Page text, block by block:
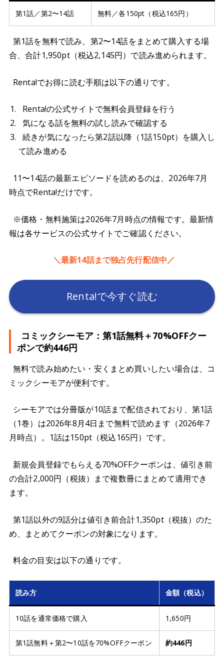
第1話／第2〜14話 無料／各150pt（税込165円）
第1話を無料で読み、第2〜14話をまとめて購入する場
合、合計1,950pt（税込2,145円）で読み進められます。
Renta!でお得に読む手順は以下の通りです。
Renta!の公式サイトで無料会員登録を行う
気になる話を無料の試し読みで確認する
続きが気になったら第2話以降（1話150pt）を購入し
て読み進める
11〜14話の最新エピソードを読めるのは、2026年7月
時点でRenta!だけです。
※価格・無料施策は2026年7月時点の情報です。最新情
報は各サービスの公式サイトでご確認ください。
＼最新14話まで独占先行配信中／
Renta!で今すぐ読む
コミックシーモア：第1話無料＋70%OFFクー
ポンで約446円
無料で読み始めたい・安くまとめ買いしたい場合は、コ
ミックシーモアが便利です。
シーモアでは分冊版が10話まで配信されており、第1話
（1巻）は2026年8月4日まで無料で読めます（2026年7
月時点）。1話は150pt（税込165円）です。
新規会員登録でもらえる70%OFFクーポンは、値引き前
の合計2,000円（税抜）まで複数冊にまとめて適用でき
ます。
第1話以外の9話分は値引き前合計1,350pt（税抜）のた
め、まとめてクーポンの対象になります。
料金の目安は以下の通りです。
読み方 金額（税込）
10話を通常価格で購入 1,650円
第1話無料＋第2〜10話を70%OFFクーポン 約446円